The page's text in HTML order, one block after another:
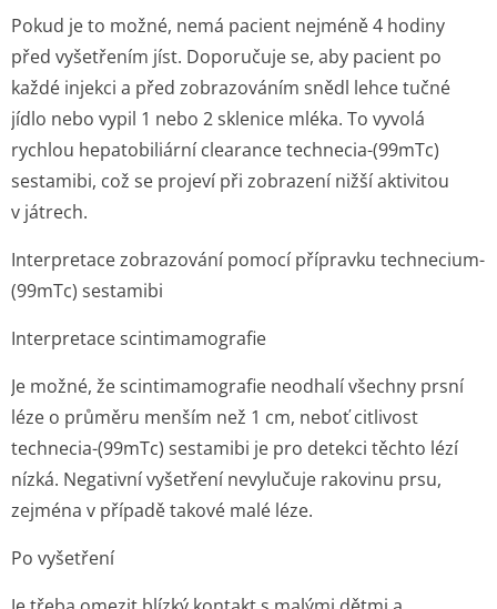
Pokud je to možné, nemá pacient nejméně 4 hodiny
před vyšetřením jíst. Doporučuje se, aby pacient po
každé injekci a před zobrazováním snědl lehce tučné
jídlo nebo vypil 1 nebo 2 sklenice mléka. To vyvolá
rychlou hepatobiliární clearance technecia-(99mTc)
sestamibi, což se projeví při zobrazení nižší aktivitou
v játrech.
Interpretace zobrazování pomocí přípravku technecium-
(99mTc) sestamibi
Interpretace scintimamografie
Je možné, že scintimamografie neodhalí všechny prsní
léze o průměru menším než 1 cm, neboť citlivost
technecia-(99mTc) sestamibi je pro detekci těchto lézí
nízká. Negativní vyšetření nevylučuje rakovinu prsu,
zejména v případě takové malé léze.
Po vyšetření